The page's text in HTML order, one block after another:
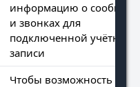
информацию о
и звонках для
подключенной учётной
записи
Чтобы возможность